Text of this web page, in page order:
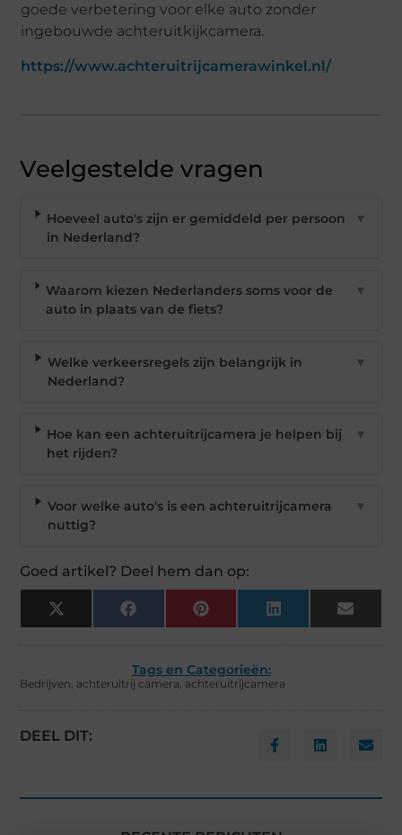
goede verbetering voor elke auto zonder
ingebouwde achteruitkijkcamera.
https://www.achteruitrijcamerawinkel.nl/
Veelgestelde vragen
Hoeveel auto's zijn er gemiddeld per persoon
in Nederland?
▼
Waarom kiezen Nederlanders soms voor de
auto in plaats van de fiets?
▼
Welke verkeersregels zijn belangrijk in
Nederland?
▼
Hoe kan een achteruitrijcamera je helpen bij
het rijden?
▼
Voor welke auto's is een achteruitrijcamera
nuttig?
▼
Goed artikel? Deel hem dan op:
X
(Twitter)
Facebook Pinterest LinkedIn Email
Tags en Categorieën:
Bedrijven, achteruitrij camera, achteruitrijcamera
DEEL DIT: